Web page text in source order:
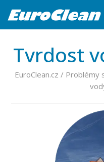
Tvrdost
EuroClean.cz / Problémy